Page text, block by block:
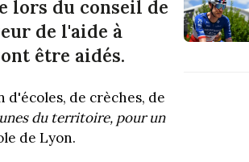
lors du conseil de
de l'aide à
être aidés.
d'écoles, de crèches, de
du territoire, pour un
de Lyon.